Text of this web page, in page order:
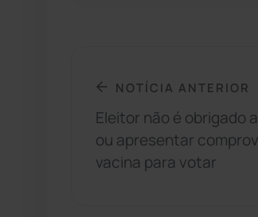
NOTÍCIA ANTERIOR
Eleitor não é obrigado
ou apresentar
vacina para votar